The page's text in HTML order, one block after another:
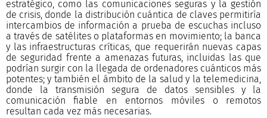
estratégico, como las comunicaciones seguras y la gestión
de crisis, donde la distribución cuántica de claves permitiría
intercambios de información a prueba de escuchas incluso
a través de satélites o plataformas en movimiento; la banca
y las infraestructuras críticas, que requerirán nuevas capas
de seguridad frente a amenazas futuras, incluidas las que
podrían surgir con la llegada de ordenadores cuánticos más
potentes; y también el ámbito de la salud y la telemedicina,
donde la transmisión segura de datos sensibles y la
comunicación fiable en entornos móviles o remotos
resultan cada vez más necesarias.